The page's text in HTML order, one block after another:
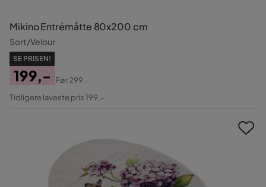
Mikino Entrémåtte 80x200 cm
Sort/Velour
SE PRISEN!
Pris
199,-
Original
Før299,-
Tidligere laveste pris 199,-